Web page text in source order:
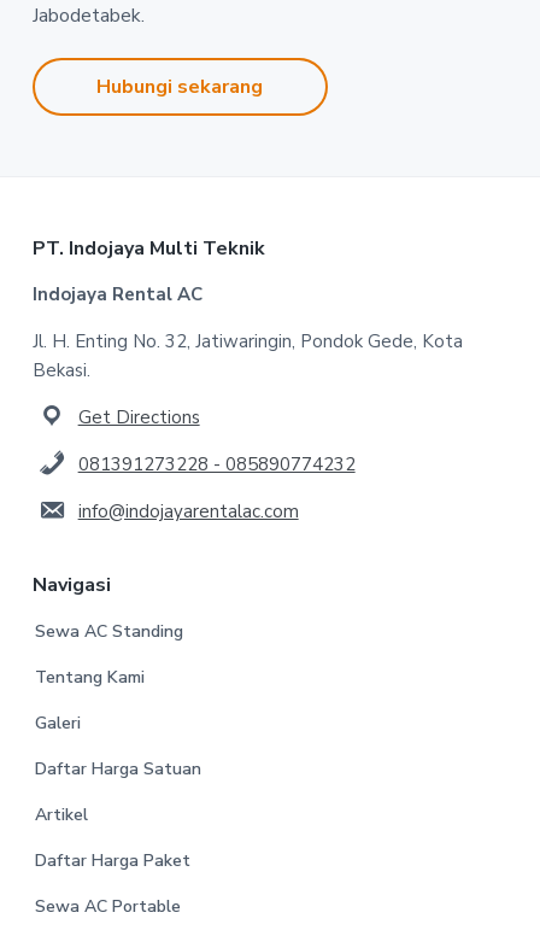
Jabodetabek.
Hubungi sekarang
Footer
PT. Indojaya Multi Teknik
Indojaya Rental AC
Jl. H. Enting No. 32, Jatiwaringin, Pondok Gede, Kota
Bekasi.
Get Directions
081391273228 - 085890774232
info@indojayarentalac.com
Navigasi
Sewa AC Standing
Tentang Kami
Galeri
Daftar Harga Satuan
Artikel
Daftar Harga Paket
Sewa AC Portable